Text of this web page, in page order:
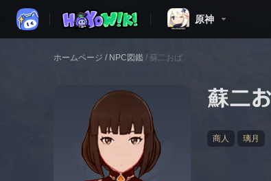
原神
ホームページ / NPC図鑑 / 蘇二おば
蘇二
商人 璃月